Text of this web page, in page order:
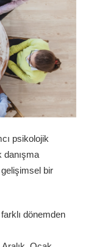
psikolojik
danışma
bir
dönemden